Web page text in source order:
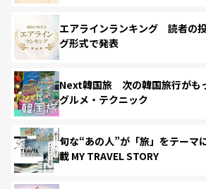
エアラインランキング 読者の
グ形式で発表
Next韓国旅 次の韓国旅行がも
グルメ・テクニック
旬な“あの人”が「旅」をテーマ
載 MY TRAVEL STORY